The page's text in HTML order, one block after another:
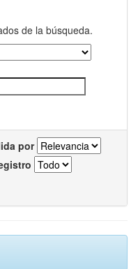
de la búsqueda.
por